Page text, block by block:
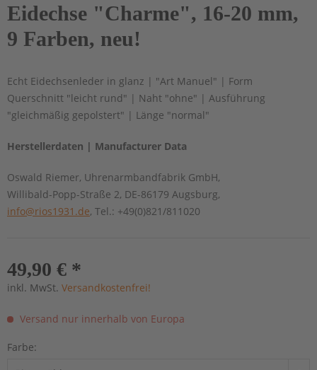
Eidechse "Charme", 16-20 mm,
9 Farben, neu!
Echt Eidechsenleder in glanz | "Art Manuel" | Form
Querschnitt "leicht rund" | Naht "ohne" | Ausführung
"gleichmäßig gepolstert" | Länge "normal"
Herstellerdaten | Manufacturer Data
Oswald Riemer, Uhrenarmbandfabrik GmbH,
Willibald-Popp-Straße 2, DE-86179 Augsburg,
info@rios1931.de, Tel.: +49(0)821/811020
49,90 € *
inkl. MwSt. Versandkostenfrei!
Versand nur innerhalb von Europa
Farbe: